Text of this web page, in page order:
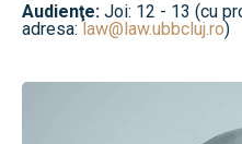
Audienţe: Joi: 12 - 13 (cu
adresa:law@law.ubbcluj.ro)